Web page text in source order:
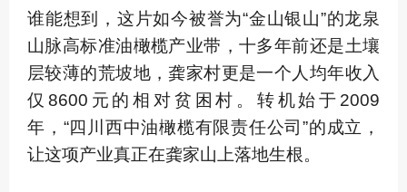
谁能想到，这片如今被誉为“金山银山”的龙泉
山脉高标准油橄榄产业带，十多年前还是土壤
层较薄的荒坡地，龚家村更是一个人均年收入
仅8600元的相对贫困村。转机始于2009
年，“四川西中油橄榄有限责任公司”的成立，
让这项产业真正在龚家山上落地生根。